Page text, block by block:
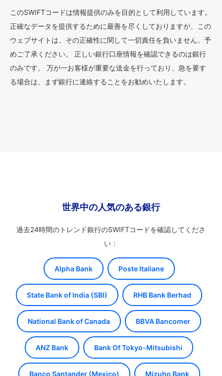
このSWIFTコードは情報提供のみを目的として利用しています。
正確なデータを提供するために最善を尽くしておりますが、この
ウェブサイトは、その正確性に関して一切責任を負いません。予
めご了承ください。 正しい銀行口座情報を確認できるのは銀行
のみです。 万が一お客様が重要な送金を行っており、急を要す
る場合は、まず銀行に連絡することをお勧めいたします。
世界中の人気のある銀行
過去24時間のトレンド銀行のSWIFTコードを確認してくださ
い：
Alpha Bank Poste Italiane
State Bank of India (SBI) RHB Bank Berhad
National Bank of Canada BBVA Bancomer
ANZ Bank Bank Of Tokyo-Mitsubishi
Banco Santander (Mexico) Mizuho Bank